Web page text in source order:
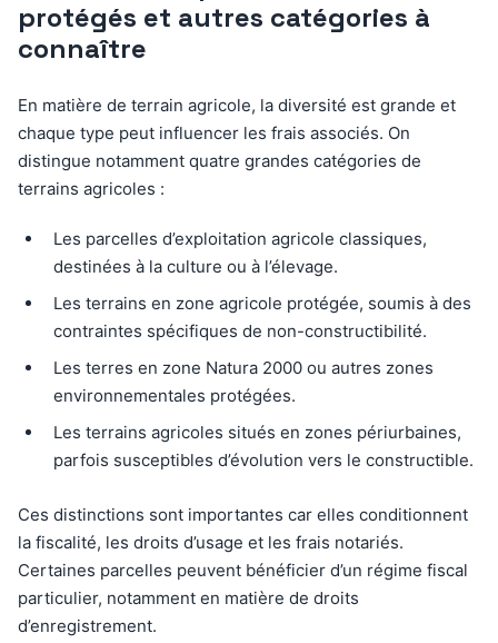
protégés et autres catégories à
connaître
En matière de terrain agricole, la diversité est grande et
chaque type peut influencer les frais associés. On
distingue notamment quatre grandes catégories de
terrains agricoles :
Les parcelles d’exploitation agricole classiques,
destinées à la culture ou à l’élevage.
Les terrains en zone agricole protégée, soumis à des
contraintes spécifiques de non-constructibilité.
Les terres en zone Natura 2000 ou autres zones
environnementales protégées.
Les terrains agricoles situés en zones périurbaines,
parfois susceptibles d’évolution vers le constructible.
Ces distinctions sont importantes car elles conditionnent
la fiscalité, les droits d’usage et les frais notariés.
Certaines parcelles peuvent bénéficier d’un régime fiscal
particulier, notamment en matière de droits
d’enregistrement.